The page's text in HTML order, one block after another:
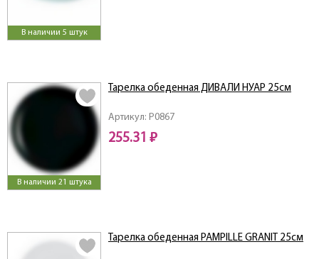
В наличии 5 штук
В наличии 21 штука
Артикул: P0867
Тарелка обеденная ДИВАЛИ НУАР 25см
255.31 ₽
Тарелка обеденная PAMPILLE GRANIT 25см